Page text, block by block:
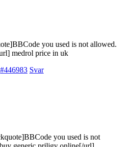
you used is not allowed.
medrol price in uk
#446983 Svar
you used is not